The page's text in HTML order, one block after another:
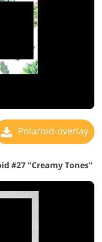
Polaroid-overlay
#27 "Creamy Tones"